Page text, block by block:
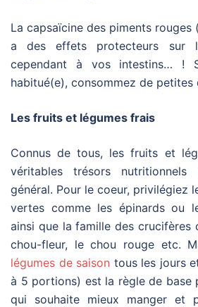
La capsaïcine des piments rouges
a des effets protecteurs sur
cependant à vos intestins… !
habitué(e), consommez de petites
Les fruits et légumes frais
Connus de tous, les fruits et
véritables trésors
général. Pour le coeur, privilégiez
vertes comme les épinards ou
ainsi que la famille des crucifères
chou-fleur, le chou rouge etc.
légumes de saison tous les jours
à 5 portions) est la règle de base
qui souhaite mieux manger et